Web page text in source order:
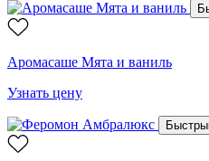
Аромасаше Мята и ваниль
Узнать цену